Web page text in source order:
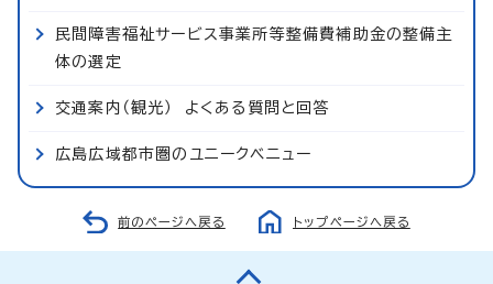
民間障害福祉サービス事業所等整備費補助金の整備主
体の選定
交通案内（観光） よくある質問と回答
広島広域都市圏のユニークベニュー
前のページへ戻る トップページへ戻る